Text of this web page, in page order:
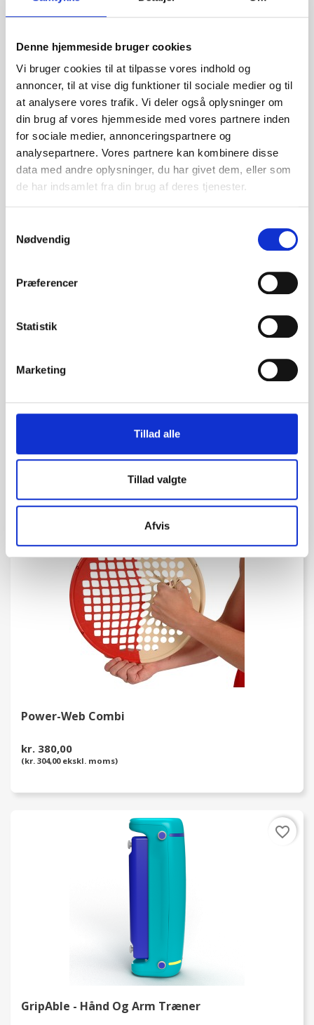
Denne hjemmeside bruger cookies
Vi bruger cookies til at tilpasse vores indhold og
annoncer, til at vise dig funktioner til sociale medier og til
at analysere vores trafik. Vi deler også oplysninger om
din brug af vores hjemmeside med vores partnere inden
for sociale medier, annonceringspartnere og
analysepartnere. Vores partnere kan kombinere disse
data med andre oplysninger, du har givet dem, eller som
de har indsamlet fra din brug af deres tjenester.
Nødvendig
Præferencer
Statistik
Marketing
Tillad alle
Tillad valgte
Afvis
MoVeS Flex-Bar
kr. 165,00
(kr. 132,00 ekskl. moms)
kr. 380,00
favorite_border
Power-Web Combi
kr. 380,00
(kr. 304,00 ekskl. moms)
favorite_border
GripAble - Hånd Og Arm Træner
favorite_border